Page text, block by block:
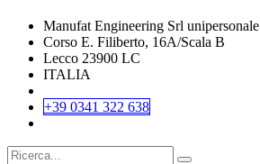
Manufat Engineering Srl unipersonale
Corso E. Filiberto, 16A/Scala B
Lecco 23900 LC
ITALIA
+39 0341 322 638